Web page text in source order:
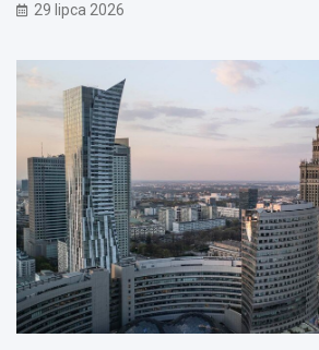
29 lipca 2026